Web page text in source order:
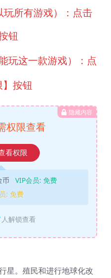
玩所有游戏）：点击
钮
玩这一款游戏）：点
按钮
隐藏内容
权限查看
看权限
币 VIP会员: 免费
: 免费
人解锁查看
星。殖民和进行地球化改